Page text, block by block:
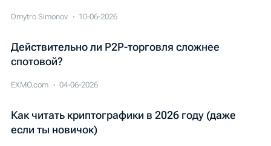
Dmytro Simonov 10-06-2026
Действительно ли P2P-торговля сложнее
спотовой?
EXMO.com 04-06-2026
Как читать криптографики в 2026 году (даже
если ты новичок)